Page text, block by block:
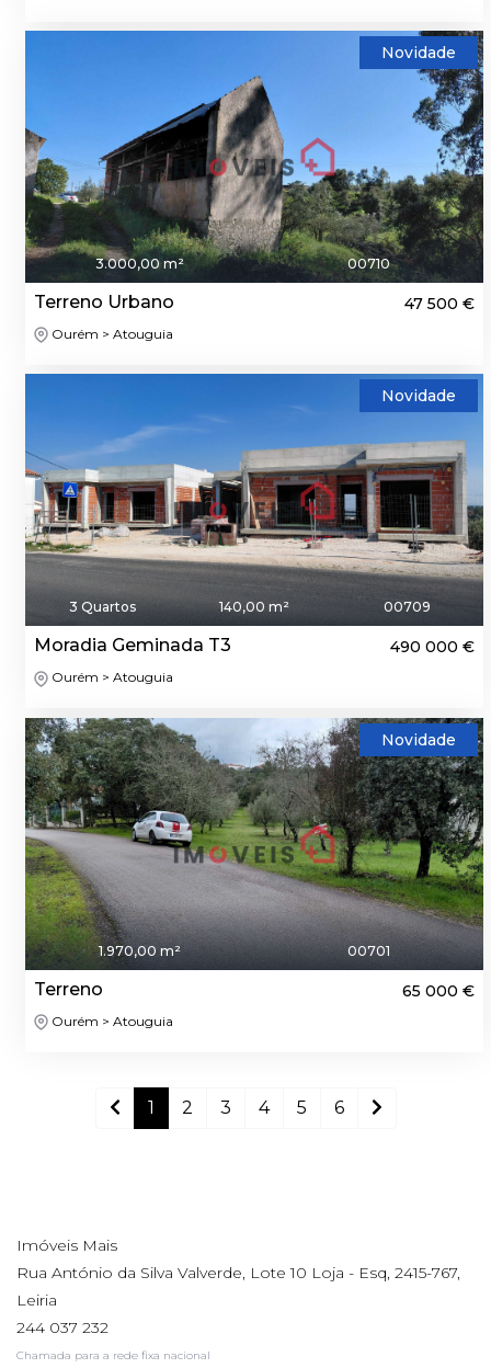
Novidade
3.000,00 m² 00710
Terreno Urbano 47 500 €
Ourém > Atouguia
Novidade
3 Quartos 140,00 m² 00709
Moradia Geminada T3 490 000 €
Ourém > Atouguia
Novidade
1.970,00 m² 00701
Terreno 65 000 €
Ourém > Atouguia
1 2 3 4 5 6
Imóveis Mais
Rua António da Silva Valverde, Lote 10 Loja - Esq, 2415-767,
Leiria
244 037 232
Chamada para a rede fixa nacional